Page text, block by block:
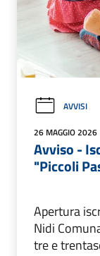
AVVISI
26 MAGGIO 2026
Avviso -
"Piccoli
Apertura
Nidi
tre e